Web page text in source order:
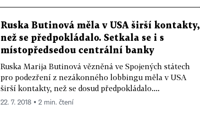
Ruska Butinová měla v USA širší kontakty,
než se předpokládalo. Setkala se i s
místopředsedou centrální banky
Ruska Marija Butinová vězněná ve Spojených státech
pro podezření z nezákonného lobbingu měla v USA
širší kontakty, než se dosud předpokládalo....
22. 7. 2018 ▪ 2 min. čtení